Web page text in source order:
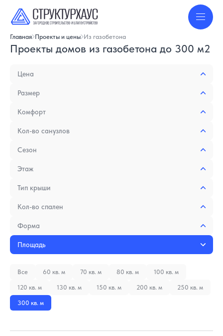
Главная Проекты и цены Из газобетона
Проекты домов из газобетона до 300 м2
Цена
Размер
Комфорт
Кол-во санузлов
Сезон
Этаж
Тип крыши
Кол-во спален
Форма
Площадь
Все 60 кв. м 70 кв. м 80 кв. м 100 кв. м
120 кв. м 130 кв. м 150 кв. м 200 кв. м 250 кв. м
300 кв. м